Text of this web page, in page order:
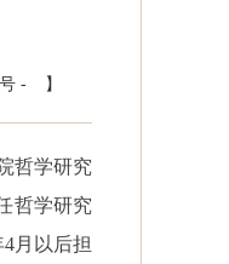
- 】
哲学研究
哲学研究
4月以后担